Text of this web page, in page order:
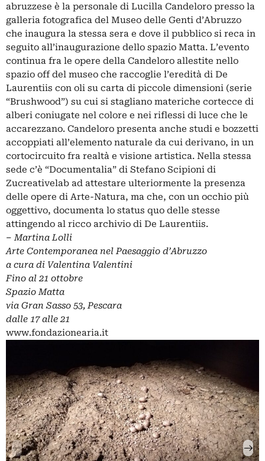
abruzzese è la personale di Lucilla Candeloro presso la
galleria fotografica del Museo delle Genti d’Abruzzo
che inaugura la stessa sera e dove il pubblico si reca in
seguito all’inaugurazione dello spazio Matta. L’evento
continua fra le opere della Candeloro allestite nello
spazio off del museo che raccoglie l’eredità di De
Laurentiis con oli su carta di piccole dimensioni (serie
“Brushwood”) su cui si stagliano materiche cortecce di
alberi coniugate nel colore e nei riflessi di luce che le
accarezzano. Candeloro presenta anche studi e bozzetti
accoppiati all’elemento naturale da cui derivano, in un
cortocircuito fra realtà e visione artistica. Nella stessa
sede c’è “Documentalia” di Stefano Scipioni di
Zucreativelab ad attestare ulteriormente la presenza
delle opere di Arte-Natura, ma che, con un occhio più
oggettivo, documenta lo status quo delle stesse
attingendo al ricco archivio di De Laurentiis.
–Martina Lolli
Arte Contemporanea nel Paesaggio d’Abruzzo
a cura di Valentina Valentini
Fino al 21 ottobre
Spazio Matta
via Gran Sasso 53, Pescara
dalle 17 alle 21
www.fondazionearia.it